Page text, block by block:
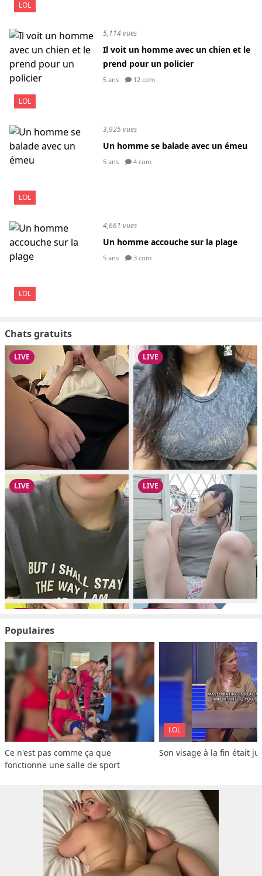
LOL
LOL
5,114 vues
Il voit un homme avec un chien et le
prend pour un policier
5 ans 12 com
LOL
3,925 vues
Un homme se balade avec un émeu
5 ans 4 com
LOL
4,661 vues
Un homme accouche sur la plage
5 ans 3 com
Chats gratuits
Populaires
Ce n'est pas comme ça que
fonctionne une salle de sport
LOL
Son visage à la fin était